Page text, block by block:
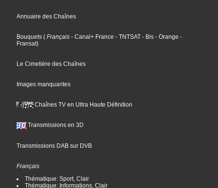
Annuaire des Chaînes
Bouquets ( Français - Canal+ France - TNTSAT - Bis - Orange -
Fransat)
Le Cimetière des Chaînes
Images manquantes
Chaînes TV en Ultra Haute Définition
Transmissions en 3D
Transmissions DAB sur DVB
Français
Thématique: Sport, Clair
Thématique: Informations, Clair